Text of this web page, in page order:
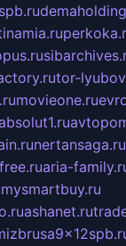
tor-
movieone.ru
nertansaga.ru
aria-
mysmartbuy.ru
ashanet.ru